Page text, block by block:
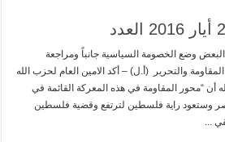
وضع الخصومة السياسية جانباً ومراجعة
والتحرير (أ.ل) – أكد الامين العام لحزب الله
“محور المقاومة في هذه المعركة القائمة في
وستعود راية فلسطين لترتفع وقضية فلسطين
...